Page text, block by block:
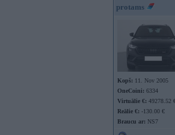
protams
Kopš: 11. Nov 2005
OneCoini: 6334
Virtuālie €: 49278.52
Reālie €: -130.00 €
Braucu ar: NS7